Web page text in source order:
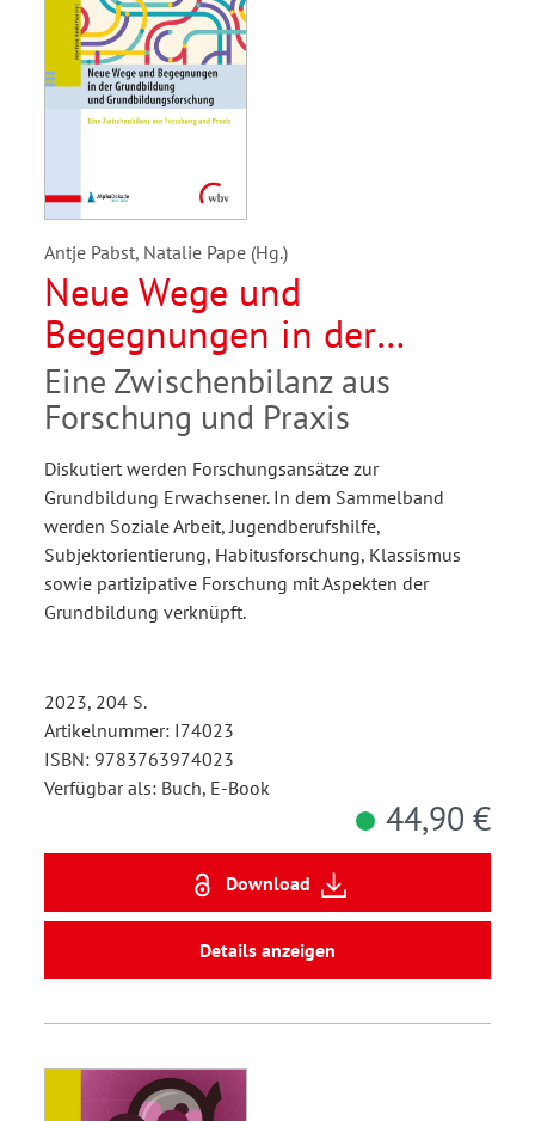
Antje Pabst, Natalie Pape (Hg.)
Neue Wege und
Begegnungen in der
Grundbildung und
Grundbildungsforschung
Eine Zwischenbilanz aus
Forschung und Praxis
Diskutiert werden Forschungsansätze zur
Grundbildung Erwachsener. In dem Sammelband
werden Soziale Arbeit, Jugendberufshilfe,
Subjektorientierung, Habitusforschung, Klassismus
sowie partizipative Forschung mit Aspekten der
Grundbildung verknüpft.
2023, 204 S.
Artikelnummer: I74023
ISBN: 9783763974023
Verfügbar als: Buch, E-Book
44,90 €
Download
Details anzeigen